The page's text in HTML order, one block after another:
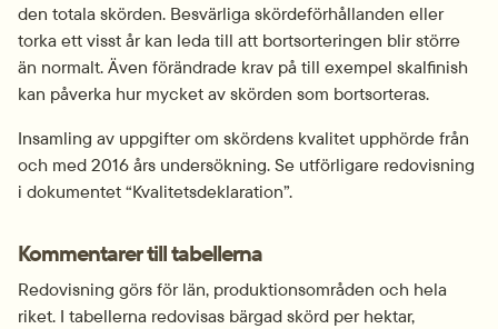
den totala skörden. Besvärliga skörde­förhållanden eller
torka ett visst år kan leda till att bortsorteringen blir större
än normalt. Även förändrade krav på till exempel skalfinish
kan påverka hur mycket av skörden som bortsorteras.
Insamling av uppgifter om skördens kvalitet upphörde från
och med 2016 års undersökning. Se utförligare redovisning
i dokumentet “Kvalitetsdeklaration”.
Kommentarer till tabellerna
Redovisning görs för län, produktionsområden och hela
riket. I tabellerna redovisas bärgad skörd per hektar,